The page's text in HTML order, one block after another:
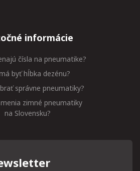
informácie
čísla na pneumatike?
byť hĺbka dezénu?
správne pneumatiky?
zimné pneumatiky
na Slovensku?